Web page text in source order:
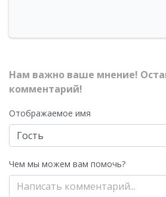
Нам важно ваше мнение!
комментарий!
Отображаемое имя
Чем мы можем вам помочь?